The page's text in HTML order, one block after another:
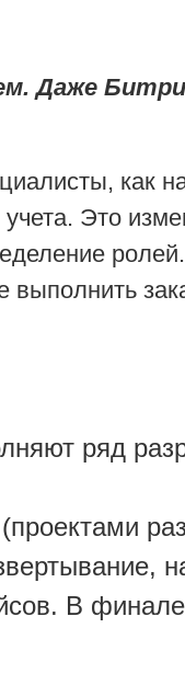
Даже
как
Это
ряд
(проектами
В